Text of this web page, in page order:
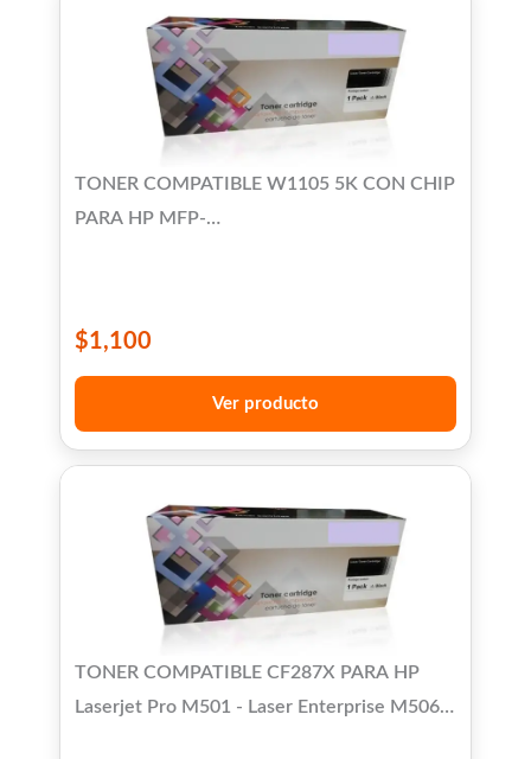
TONER COMPATIBLE W1105 5K CON CHIP
PARA HP MFP-
$1,100
Ver producto
TONER COMPATIBLE CF287X PARA HP
Laserjet Pro M501 - Laser Enterprise M506 /